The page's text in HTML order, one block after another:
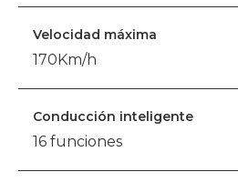
Velocidad máxima
170Km/h
Conducción inteligente
16 funciones